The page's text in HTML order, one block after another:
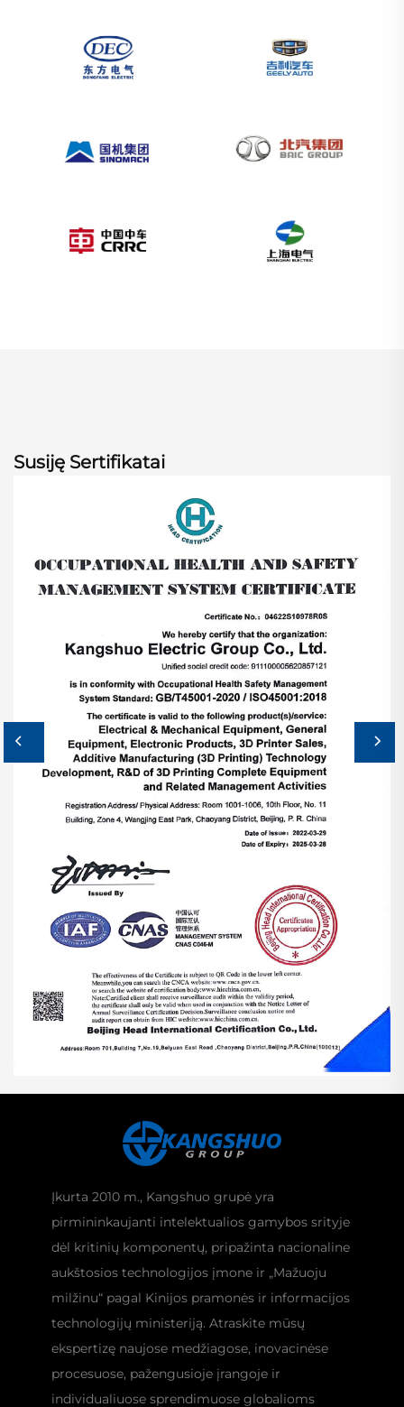
Susiję Sertifikatai
Įkurta 2010 m., Kangshuo grupė yra
pirmininkaujanti intelektualios gamybos srityje
dėl kritinių komponentų, pripažinta nacionaline
aukštosios technologijos įmone ir „Mažuoju
milžinu“ pagal Kinijos pramonės ir informacijos
technologijų ministeriją. Atraskite mūsų
ekspertizę naujose medžiagose, inovacinėse
procesuose, pažengusioje įrangoje ir
individualiuose sprendimuose globalioms